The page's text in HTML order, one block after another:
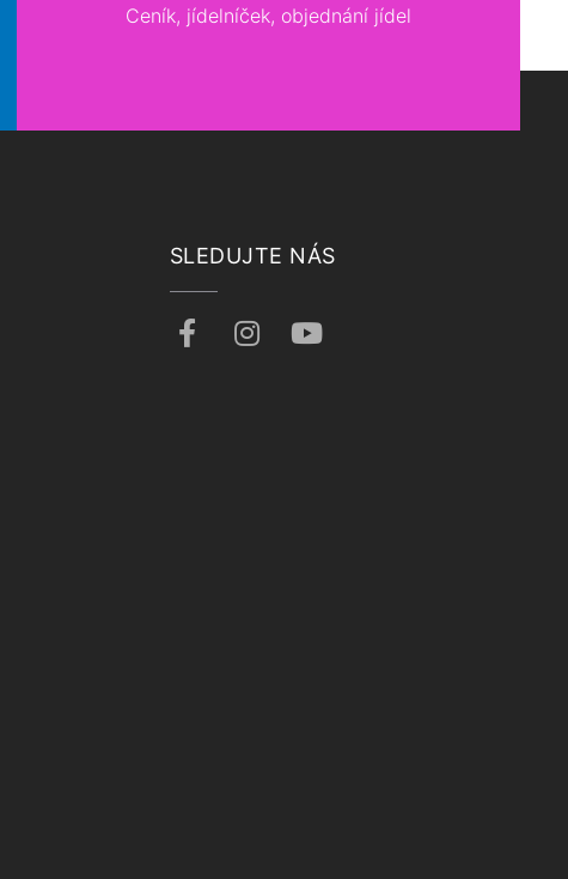
Ceník, jídelníček, objednání jídel
SLEDUJTE NÁS